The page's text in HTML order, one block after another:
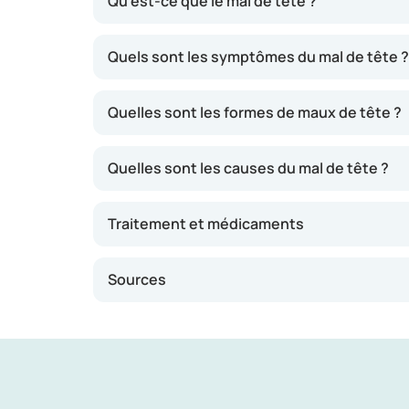
Le mal de tête est fréquent, mais il n'est
différents types de maux de tête : des deux
Quels sont les symptômes du mal de tête ?
Quelles sont les formes de maux de tête ?
Quelles sont les causes du mal de tête ?
Traitement et médicaments
Sources